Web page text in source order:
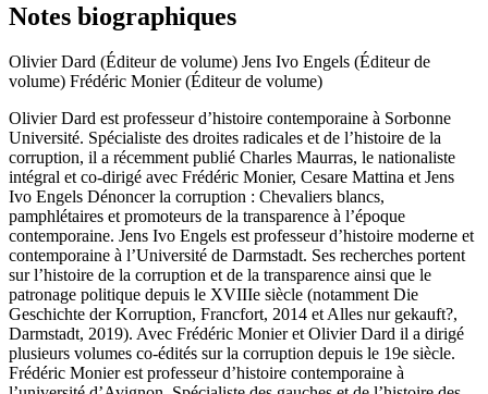
Notes biographiques
Olivier Dard (Éditeur de volume) Jens Ivo Engels (Éditeur de
volume) Frédéric Monier (Éditeur de volume)
Olivier Dard est professeur d’histoire contemporaine à Sorbonne
Université. Spécialiste des droites radicales et de l’histoire de la
corruption, il a récemment publié Charles Maurras, le nationaliste
intégral et co-dirigé avec Frédéric Monier, Cesare Mattina et Jens
Ivo Engels Dénoncer la corruption : Chevaliers blancs,
pamphlétaires et promoteurs de la transparence à l’époque
contemporaine. Jens Ivo Engels est professeur d’histoire moderne et
contemporaine à l’Université de Darmstadt. Ses recherches portent
sur l’histoire de la corruption et de la transparence ainsi que le
patronage politique depuis le XVIIIe siècle (notamment Die
Geschichte der Korruption, Francfort, 2014 et Alles nur gekauft?,
Darmstadt, 2019). Avec Frédéric Monier et Olivier Dard il a dirigé
plusieurs volumes co-édités sur la corruption depuis le 19e siècle.
Frédéric Monier est professeur d’histoire contemporaine à